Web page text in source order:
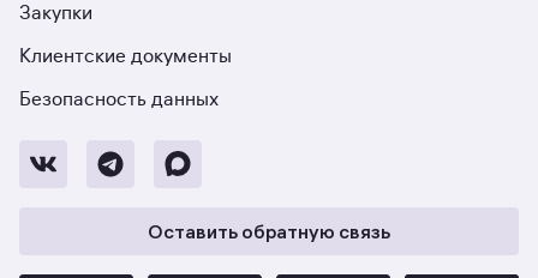
Закупки
Клиентские документы
Безопасность данных
Оставить обратную связь